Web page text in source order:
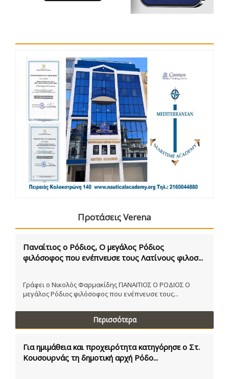
Προτάσεις Verena
Παναίτιος ο Ρόδιος, Ο μεγάλος Ρόδιος
φιλόσοφος που ενέπνευσε τους Λατίνους φιλοσ...
Γράφει ο Νικολός Φαρμακίδης ΠΑΝΑΙΤΙΟΣ Ο ΡΟΔΙΟΣ Ο
μεγάλος Ρόδιος φιλόσοφος που ενέπνευσε τους...
Περισσότερα
Για ημιμάθεια και προχειρότητα κατηγόρησε ο Στ.
Κουσουρνάς τη δημοτική αρχή Ρόδο...